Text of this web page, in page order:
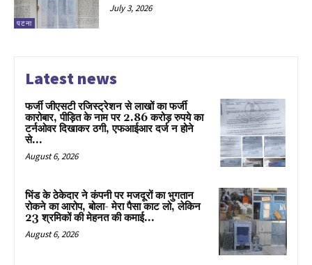
पटना
July 3, 2026
Latest news
फर्जी जीएसटी रजिस्ट्रेशन से लाखों का फर्जी
कारोबार, पीड़ित के नाम पर 2.86 करोड़ रुपये का
टर्नओवर दिखाकर ठगी, एफआईआर दर्ज न होने
से...
August 6, 2026
भिंड के ठेकेदार ने कंपनी पर मजदूरों का भुगतान
रोकने का आरोप, बोला- मेरा पैसा काट लो, लेकिन
23 श्रमिकों की मेहनत की कमाई...
August 6, 2026